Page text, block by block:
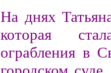
На днях
которая
ограбления в